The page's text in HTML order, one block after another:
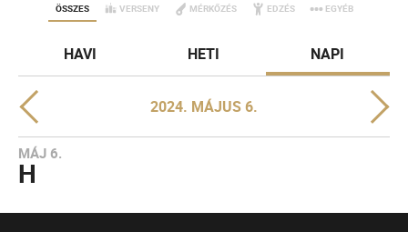
ÖSSZES VERSENY MÉRKŐZÉS EDZÉS EGYÉB
HAVI HETI NAPI
2024. MÁJUS 6.
MÁJ 6.
H